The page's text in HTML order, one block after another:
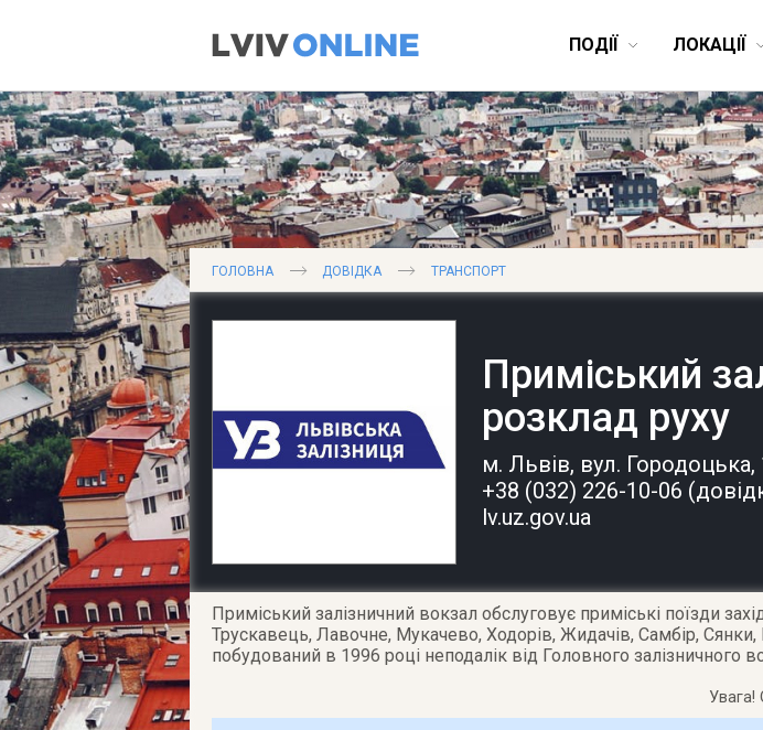
ПОДІЇ ЛОКАЦІЇ
ГОЛОВНА ДОВІДКА ТРАНСПОРТ
Приміський
розклад руху
м. Львів, вул. Городоцька,
+38 (032) 226-10-06
lv.uz.gov.ua
Приміський залізничний вокзал обслуговує приміські поїзди
Трускавець, Лавочне, Мукачево, Ходорів, Жидачів, Самбір,
побудований в 1996 році неподалік від Головного залізничного
Увага!